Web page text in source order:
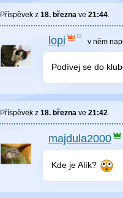
Příspěvek z 18. března ve 21:44.
lopi v něm
Podívej se do
Příspěvek z 18. března ve 21:42.
majdula2000
Kde je Alík?